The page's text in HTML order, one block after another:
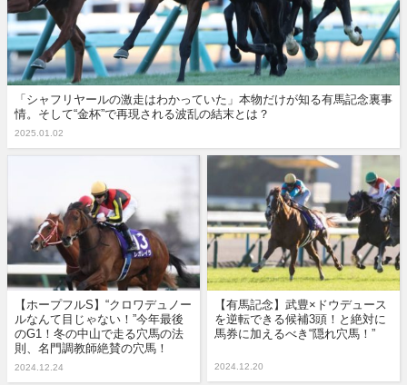
「シャフリヤールの激走はわかっていた」本物だけが知る有馬記念裏事
情。そして“金杯”で再現される波乱の結末とは？
2025.01.02
【ホープフルS】“クロワデュノー
ルなんて目じゃない！”今年最後
のG1！冬の中山で走る穴馬の法
則、名門調教師絶賛の穴馬！
2024.12.24
【有馬記念】武豊×ドウデュース
を逆転できる候補3頭！と絶対に
馬券に加えるべき“隠れ穴馬！”
2024.12.20